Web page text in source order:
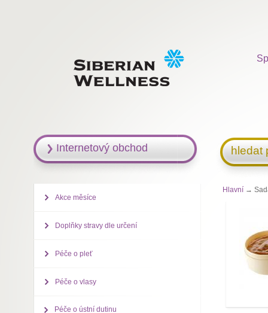
hledat
Hlavní →
Internetový obchod
Akce měsíce
Doplňky stravy dle určení
Péče o pleť
Péče o vlasy
Péče o ústní dutinu